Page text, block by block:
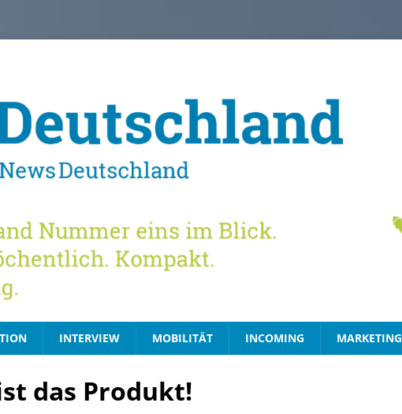
INTERVIEW MOBILITÄT INCOMING MARKETING
das Produkt!